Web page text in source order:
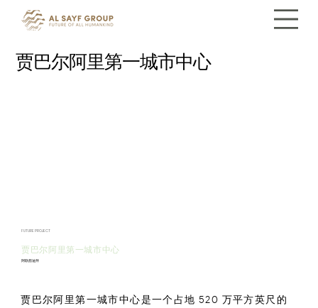
贾巴尔阿里第一城市中心
FUTURE PROJECT
贾巴尔阿里第一城市中心
阿联酋迪拜
贾巴尔阿里第一城市中心是一个占地 520 万平方英尺的